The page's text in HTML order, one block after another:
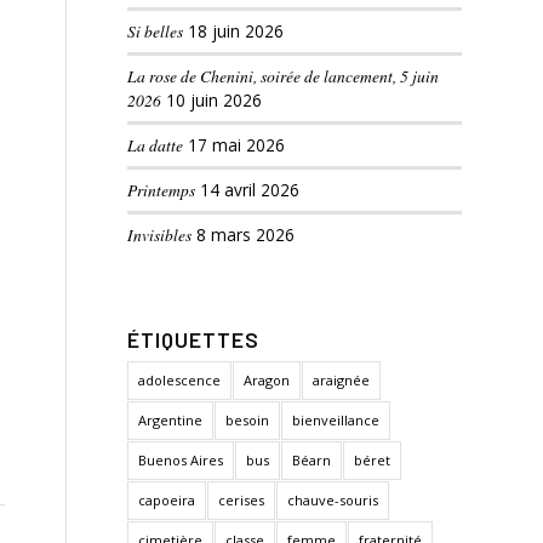
Si belles 18 juin 2026
La rose de Chenini, soirée de lancement, 5 juin
2026 10 juin 2026
La datte 17 mai 2026
Printemps 14 avril 2026
Invisibles 8 mars 2026
ÉTIQUETTES
adolescence Aragon araignée
Argentine besoin bienveillance
Buenos Aires bus Béarn béret
capoeira cerises chauve-souris